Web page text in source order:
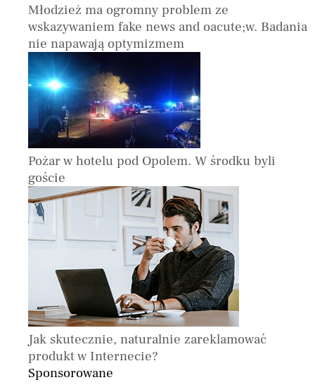
Młodzież ma ogromny problem ze
wskazywaniem fake news and oacute;w. Badania
nie napawają optymizmem
Pożar w hotelu pod Opolem. W środku byli
goście
Jak skutecznie, naturalnie zareklamować
produkt w Internecie?
Sponsorowane